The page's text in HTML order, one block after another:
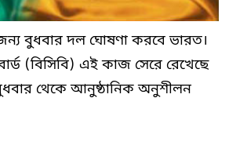
বুধবার দল ঘোষণা করবে ভারত।
(বিসিবি) এই কাজ সেরে রেখেছে
থেকে আনুষ্ঠানিক অনুশীলন